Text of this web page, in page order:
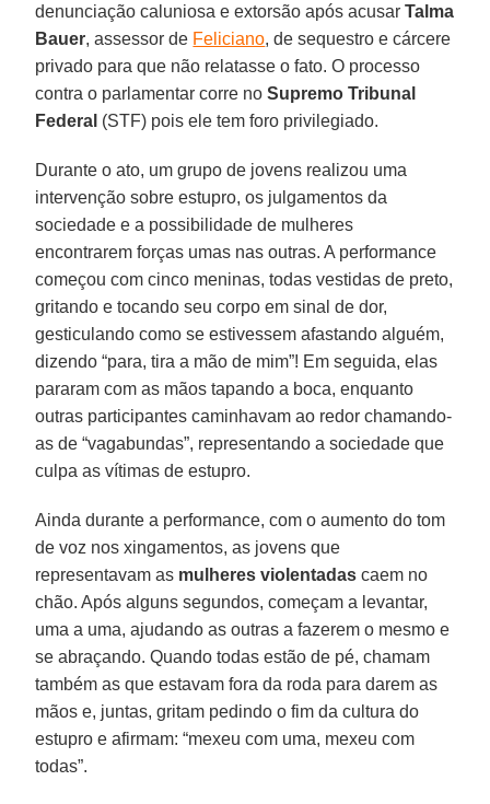
denunciação caluniosa e extorsão após acusarTalma
Bauer, assessor de Feliciano, de sequestro e cárcere
privado para que não relatasse o fato. O processo
contra o parlamentar corre noSupremo Tribunal
Federal (STF) pois ele tem foro privilegiado.
Durante o ato, um grupo de jovens realizou uma
intervenção sobre estupro, os julgamentos da
sociedade e a possibilidade de mulheres
encontrarem forças umas nas outras. A performance
começou com cinco meninas, todas vestidas de preto,
gritando e tocando seu corpo em sinal de dor,
gesticulando como se estivessem afastando alguém,
dizendo “para, tira a mão de mim”! Em seguida, elas
pararam com as mãos tapando a boca, enquanto
outras participantes caminhavam ao redor chamando-
as de “vagabundas”, representando a sociedade que
culpa as vítimas de estupro.
Ainda durante a performance, com o aumento do tom
de voz nos xingamentos, as jovens que
representavam as mulheres violentadas caem no
chão. Após alguns segundos, começam a levantar,
uma a uma, ajudando as outras a fazerem o mesmo e
se abraçando. Quando todas estão de pé, chamam
também as que estavam fora da roda para darem as
mãos e, juntas, gritam pedindo o fim da cultura do
estupro e afirmam: “mexeu com uma, mexeu com
todas”.